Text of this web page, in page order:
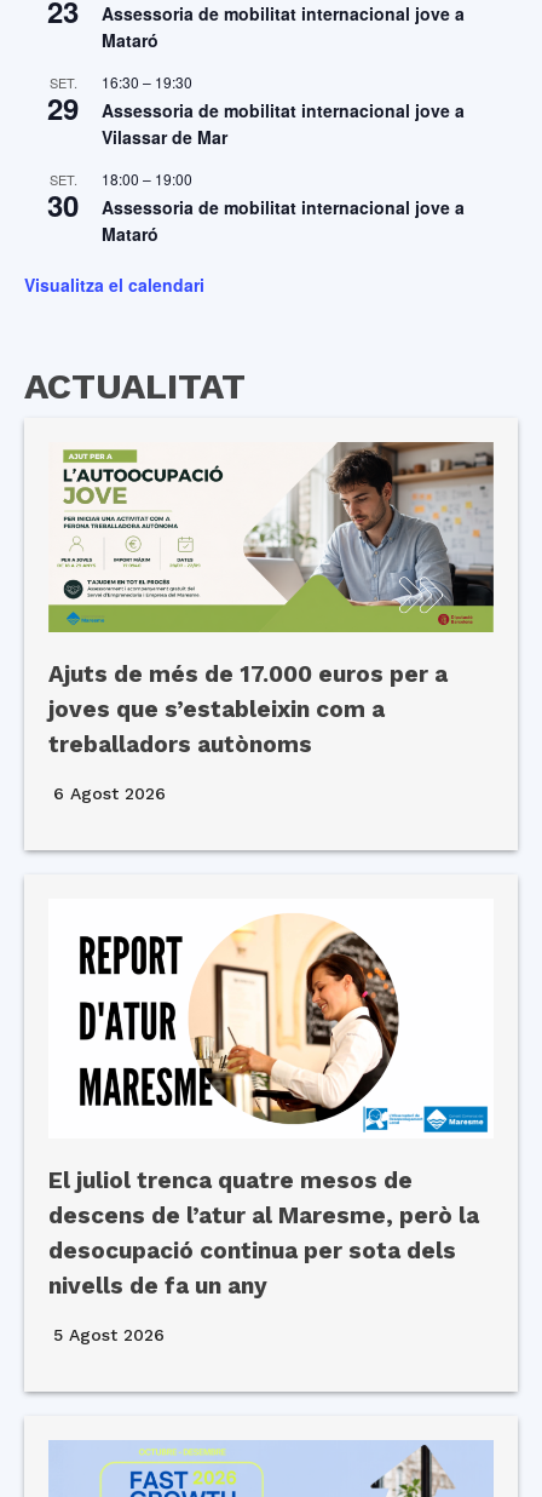
23
Assessoria de mobilitat internacional jove a
Mataró
SET.
29
16:30 – 19:30
Assessoria de mobilitat internacional jove a
Vilassar de Mar
SET.
30
18:00 – 19:00
Assessoria de mobilitat internacional jove a
Mataró
Visualitza el calendari
ACTUALITAT
Ajuts de més de 17.000 euros per a
joves que s’estableixin com a
treballadors autònoms
6 Agost 2026
El juliol trenca quatre mesos de
descens de l’atur al Maresme, però la
desocupació continua per sota dels
nivells de fa un any
5 Agost 2026